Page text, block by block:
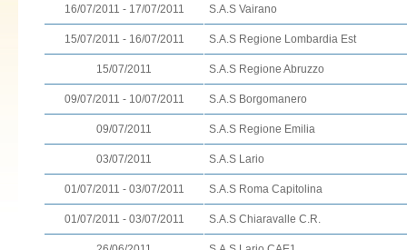
16/07/2011 - 17/07/2011 S.A.S Vairano
15/07/2011 - 16/07/2011 S.A.S Regione Lombardia Est
15/07/2011 S.A.S Regione Abruzzo
09/07/2011 - 10/07/2011 S.A.S Borgomanero
09/07/2011 S.A.S Regione Emilia
03/07/2011 S.A.S Lario
01/07/2011 - 03/07/2011 S.A.S Roma Capitolina
01/07/2011 - 03/07/2011 S.A.S Chiaravalle C.R.